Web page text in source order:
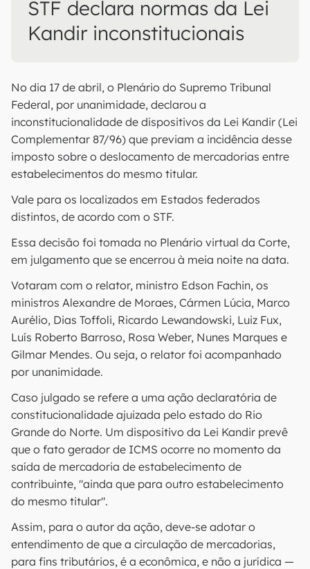
STF declara normas da Lei
Kandir inconstitucionais
No dia 17 de abril, o Plenário do Supremo Tribunal
Federal, por unanimidade, declarou a
inconstitucionalidade de dispositivos da Lei Kandir (Lei
Complementar 87/96) que previam a incidência desse
imposto sobre o deslocamento de mercadorias entre
estabelecimentos do mesmo titular.
Vale para os localizados em Estados federados
distintos, de acordo com o STF.
Essa decisão foi tomada no Plenário virtual da Corte,
em julgamento que se encerrou à meia noite na data.
Votaram com o relator, ministro Edson Fachin, os
ministros Alexandre de Moraes, Cármen Lúcia, Marco
Aurélio, Dias Toffoli, Ricardo Lewandowski, Luiz Fux,
Luís Roberto Barroso, Rosa Weber, Nunes Marques e
Gilmar Mendes. Ou seja, o relator foi acompanhado
por unanimidade.
Caso julgado se refere a uma ação declaratória de
constitucionalidade ajuizada pelo estado do Rio
Grande do Norte. Um dispositivo da Lei Kandir prevê
que o fato gerador de ICMS ocorre no momento da
saída de mercadoria de estabelecimento de
contribuinte, "ainda que para outro estabelecimento
do mesmo titular".
Assim, para o autor da ação, deve-se adotar o
entendimento de que a circulação de mercadorias,
para fins tributários, é a econômica, e não a jurídica —